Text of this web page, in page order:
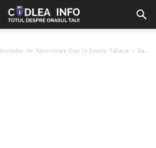
Invitație de Valentines Day la Exotic Palace – Salonul Baroc